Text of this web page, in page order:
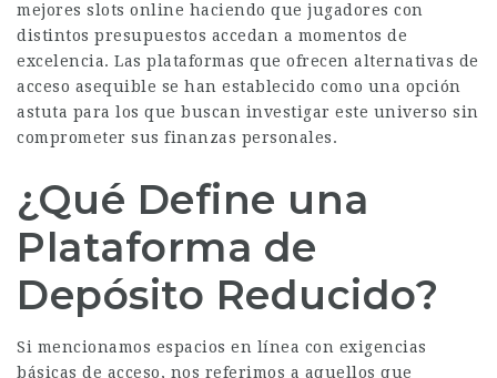
mejores slots online haciendo que jugadores con
distintos presupuestos accedan a momentos de
excelencia. Las plataformas que ofrecen alternativas de
acceso asequible se han establecido como una opción
astuta para los que buscan investigar este universo sin
comprometer sus finanzas personales.
¿Qué Define una
Plataforma de
Depósito Reducido?
Si mencionamos espacios en línea con exigencias
básicas de acceso, nos referimos a aquellos que